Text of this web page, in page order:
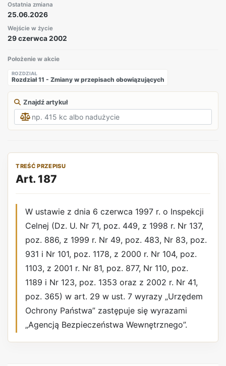
Ostatnia zmiana
25.06.2026
Wejście w życie
29 czerwca 2002
Położenie w akcie
ROZDZIAŁ
Rozdział 11 - Zmiany w przepisach obowiązujących
Znajdź artykuł
TREŚĆ PRZEPISU
Art. 187
W ustawie z dnia 6 czerwca 1997 r. o Inspekcji
Celnej (Dz. U. Nr 71, poz. 449, z 1998 r. Nr 137,
poz. 886, z 1999 r. Nr 49, poz. 483, Nr 83, poz.
931 i Nr 101, poz. 1178, z 2000 r. Nr 104, poz.
1103, z 2001 r. Nr 81, poz. 877, Nr 110, poz.
1189 i Nr 123, poz. 1353 oraz z 2002 r. Nr 41,
poz. 365) w art. 29 w ust. 7 wyrazy „Urzędem
Ochrony Państwa” zastępuje się wyrazami
„Agencją Bezpieczeństwa Wewnętrznego”.